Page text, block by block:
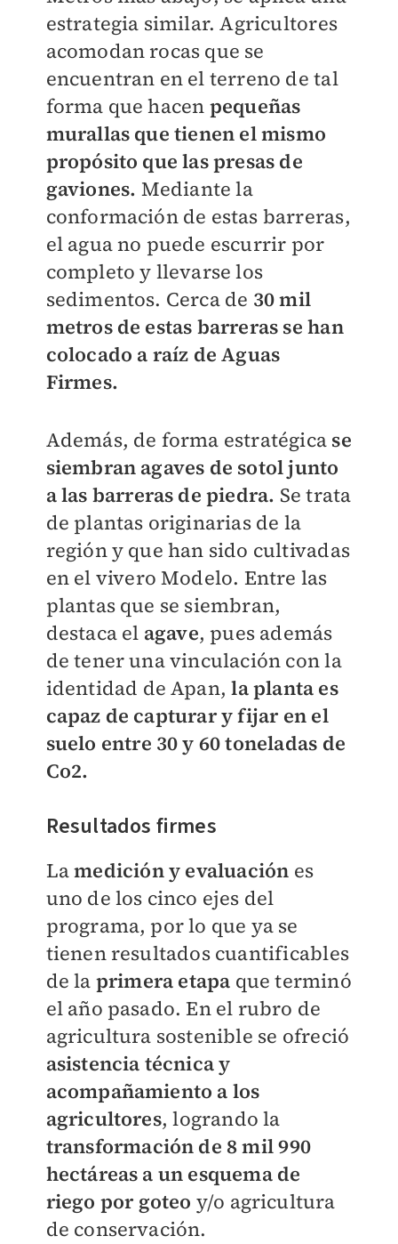
estrategia similar. Agricultores
acomodan rocas que se
encuentran en el terreno de tal
forma que hacen pequeñas
murallas que tienen el mismo
propósito que las presas de
gaviones. Mediante la
conformación de estas barreras,
el agua no puede escurrir por
completo y llevarse los
sedimentos. Cerca de 30 mil
metros de estas barreras se han
colocado a raíz de Aguas
Firmes.
Además, de forma estratégica se
siembran agaves de sotol junto
a las barreras de piedra. Se trata
de plantas originarias de la
región y que han sido cultivadas
en el vivero Modelo. Entre las
plantas que se siembran,
destaca el agave, pues además
de tener una vinculación con la
identidad de Apan,la planta es
capaz de capturar y fijar en el
suelo entre 30 y 60 toneladas de
Co2.
Resultados firmes
Lamedición y evaluación es
uno de los cinco ejes del
programa, por lo que ya se
tienen resultados cuantificables
de la primera etapa que terminó
el año pasado. En el rubro de
agricultura sostenible se ofreció
asistencia técnica y
acompañamiento a los
agricultores, logrando la
transformación de 8 mil 990
hectáreas a un esquema de
riego por goteo y/o agricultura
de conservación.